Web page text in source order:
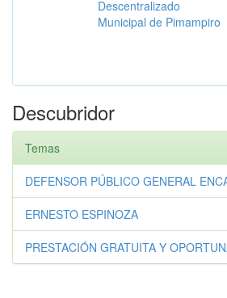
Descentralizado
Municipal de Pimampiro
Descubridor
Temas
DEFENSOR PÚBLICO GENERAL
ERNESTO ESPINOZA
PRESTACIÓN GRATUITA Y